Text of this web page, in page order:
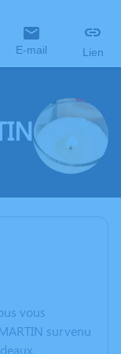
E-mail Lien
vous
survenu